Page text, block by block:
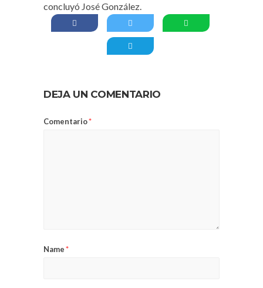
concluyó José González.
DEJA UN COMENTARIO
Comentario*
Name*